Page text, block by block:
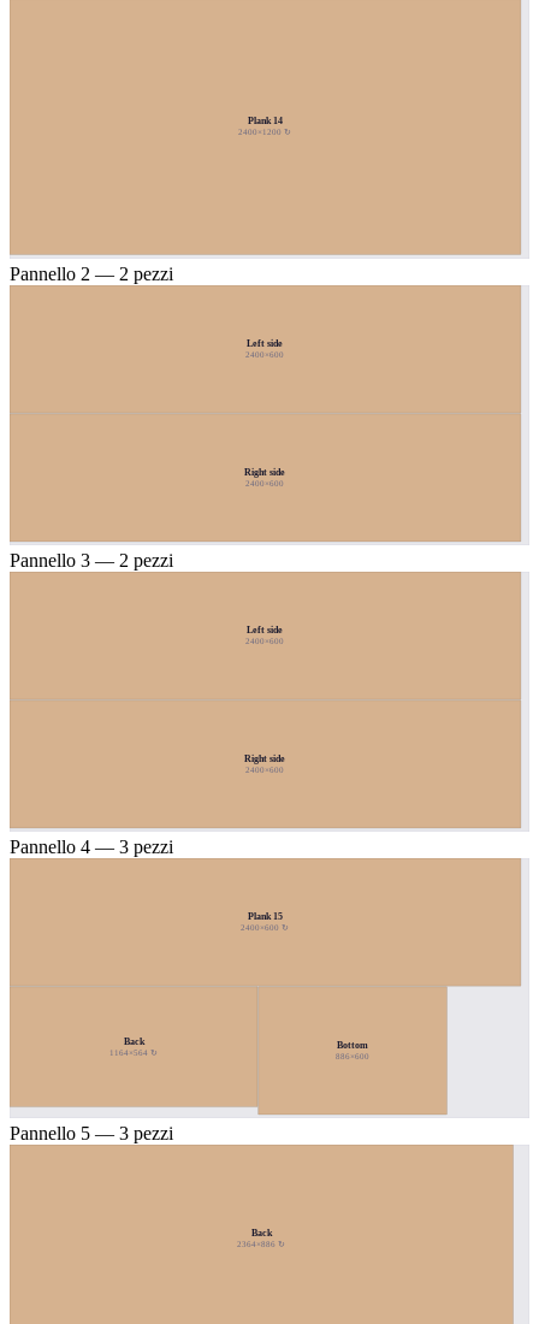
Plank 14
2400×1200 ↻
Pannello 2 — 2 pezzi
Left side
2400×600
Right side
2400×600
Pannello 3 — 2 pezzi
Left side
2400×600
Right side
2400×600
Pannello 4 — 3 pezzi
Plank 15
2400×600 ↻
Back
1164×564 ↻
Bottom
886×600
Pannello 5 — 3 pezzi
Back
2364×886 ↻